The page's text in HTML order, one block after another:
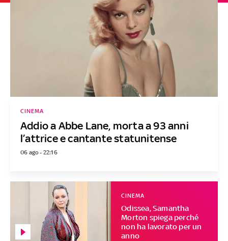
Addio a Abbe Lane, morta a 93 anni
l’attrice e cantante statunitense
CINEMA
06 ago - 22:16
Odissea, Samantha
Morton spiega perché
non ha lavorato per un
anno
CINEMA